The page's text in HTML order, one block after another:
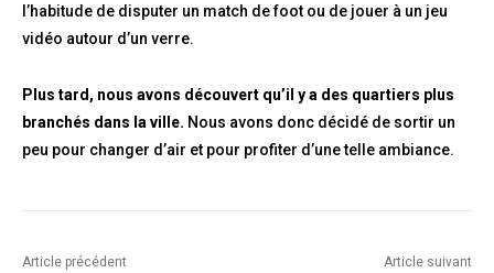
l’habitude de disputer un match de foot ou de jouer à un jeu
vidéo autour d’un verre.
Plus tard, nous avons découvert qu’il y a des quartiers plus
branchés dans la ville. Nous avons donc décidé de sortir un
peu pour changer d’air et pour profiter d’une telle ambiance.
Article précédent Article suivant